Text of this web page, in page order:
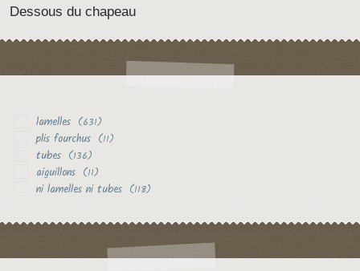
Dessous du chapeau
lamelles (631)
plis fourchus (11)
tubes (136)
aiguillons (11)
ni lamelles ni tubes (118)